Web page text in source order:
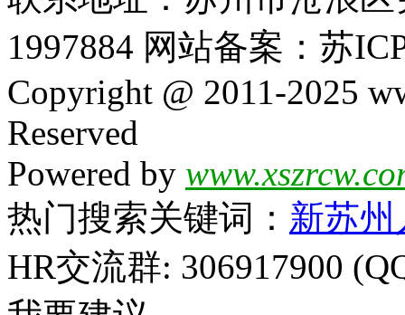
1997884 网站备案：苏
Copyright @ 2011-2025
Reserved
Powered by
热门搜索关键词： 新苏
HR交流群: 306917900